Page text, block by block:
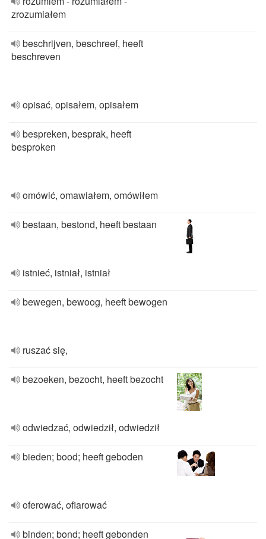
zrozumiałem
beschrijven, beschreef, heeft
beschreven
opisać, opisałem, opisałem
bespreken, besprak, heeft
besproken
omówić, omawiałem, omówiłem
bestaan, bestond, heeft bestaan
istnieć, istniał, istniał
bewegen, bewoog, heeft bewogen
ruszać się,
bezoeken, bezocht, heeft bezocht
odwiedzać, odwiedził, odwiedził
bieden; bood; heeft geboden
oferować, ofiarować
binden; bond; heeft gebonden